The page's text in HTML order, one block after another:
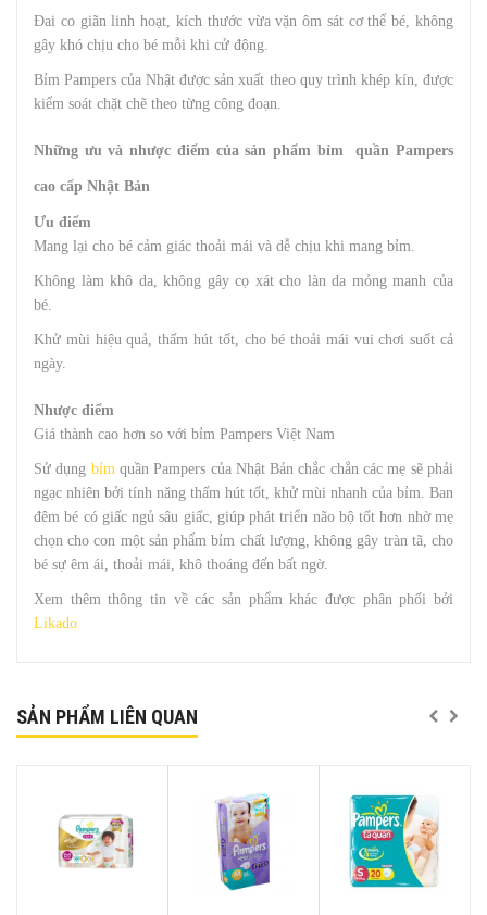
Đai co giãn linh hoạt, kích thước vừa vặn ôm sát cơ thể bé, không
gây khó chịu cho bé mỗi khi cử động.
Bỉm Pampers của Nhật được sản xuất theo quy trình khép kín, được
kiểm soát chặt chẽ theo từng công đoạn.
Những ưu và nhược điểm của sản phẩm bỉm quần Pampers
cao cấp Nhật Bản
Ưu điểm
Mang lại cho bé cảm giác thoải mái và dễ chịu khi mang bỉm.
Không làm khô da, không gây cọ xát cho làn da mỏng manh của
bé.
Khử mùi hiệu quả, thấm hút tốt, cho bé thoải mái vui chơi suốt cả
ngày.
Nhược điểm
Giá thành cao hơn so với bỉm Pampers Việt Nam
Sử dụng bỉmquần Pampers của Nhật Bản chắc chắn các mẹ sẽ phải
ngạc nhiên bởi tính năng thấm hút tốt, khử mùi nhanh của bỉm. Ban
đêm bé có giấc ngủ sâu giấc, giúp phát triển não bộ tốt hơn nhờ mẹ
chọn cho con một sản phẩm bỉm chất lượng, không gây tràn tã, cho
bé sự êm ái, thoải mái, khô thoáng đến bất ngờ.
Xem thêm thông tin về các sản phẩm khác được phân phối bởi
Likado
SẢN PHẨM LIÊN QUAN